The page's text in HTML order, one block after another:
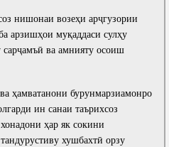
Modeling and
Export Potential, Logistics and
tables
Dictionary
нишонаи возеҳи арҷгузории
арзишҳои муқаддаси сулҳу
ва амнияту осоиш
ҳамватанони бурунмарзиамонро
ин санаи таърихсоз
ҳар як сокини
хушбахтӣ орзу